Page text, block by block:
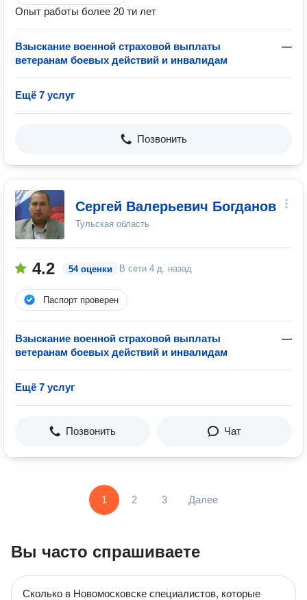
Опыт работы более 20 ти лет
Взыскание военной страховой выплаты
ветеранам боевых действий и инвалидам
—
Ещё 7 услуг
Позвонить
Сергей Валерьевич Богданов
Тульская область
4.2 54 оценки В сети 4 д. назад
Паспорт проверен
Взыскание военной страховой выплаты
ветеранам боевых действий и инвалидам
—
Ещё 7 услуг
Позвонить Чат
1 2 3 Далее
Вы часто спрашиваете
Сколько в Новомосковске специалистов, которые